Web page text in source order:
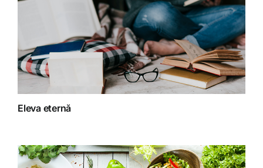
Fără categorie
Fitoterapie
Eleva eternă